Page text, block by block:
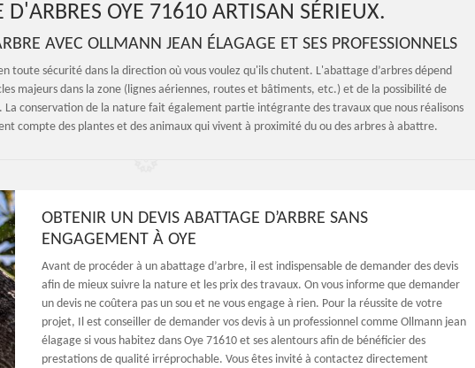
D'ARBRES OYE 71610 ARTISAN SÉRIEUX.
AVEC OLLMANN JEAN ÉLAGAGE ET SES PROFESSIONNELS
toute sécurité dans la direction où vous voulez qu'ils chutent. L'abattage d’arbres dépend
majeurs dans la zone (lignes aériennes, routes et bâtiments, etc.) et de la possibilité de
La conservation de la nature fait également partie intégrante des travaux que nous réalisons
compte des plantes et des animaux qui vivent à proximité du ou des arbres à abattre.
OBTENIR UN DEVIS ABATTAGE D’ARBRE SANS
ENGAGEMENT À OYE
Avant de procéder à un abattage d’arbre, il est indispensable de demander des devis
afin de mieux suivre la nature et les prix des travaux. On vous informe que demander
un devis ne coûtera pas un sou et ne vous engage à rien. Pour la réussite de votre
projet, Il est conseiller de demander vos devis à un professionnel comme Ollmann jean
élagage si vous habitez dans Oye 71610 et ses alentours afin de bénéficier des
prestations de qualité irréprochable. Vous êtes invité à contactez directement